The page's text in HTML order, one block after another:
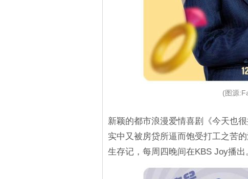
(图源
新颖的都市浪漫爱情喜剧《今天也
实中又被房贷所逼而饱受打工之苦
生存记，每周四晚间在KBS Joy播出